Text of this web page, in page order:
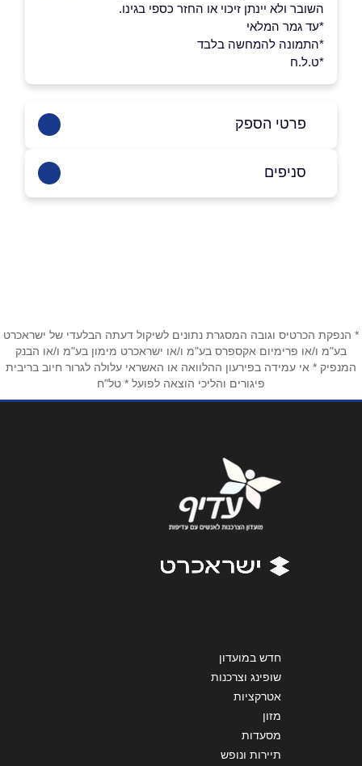
השובר ולא יינתן זיכוי או החזר כספי בגינו.
*עד גמר המלאי
*התמונה להמחשה בלבד
*ט.ל.ח
פרטי הספק
באתר בפייסבוק באינסטגרם
טלפון*
אנא חזרו אלי בקשר ל...
סניפים
* הנפקת הכרטיס וגובה המסגרת נתונים לשיקול דעתה הבלעדי של ישראכרט
בע"מ ו/או פרימיום אקספרס בע"מ ו/או ישראכרט מימון בע"מ ו/או הבנק
המנפיק * אי עמידה בפירעון ההלוואה או האשראי עלולה לגרור חיוב בריבית
פיגורים והליכי הוצאה לפועל * טל"ח
חדש במועדון
שופינג וצרכנות
אטרקציות
מזון
מסעדות
תיירות ונופש